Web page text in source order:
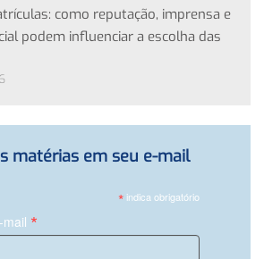
como reputação, imprensa e
podem influenciar a escolha das
matérias em seu e-mail
*indica obrigatório
*